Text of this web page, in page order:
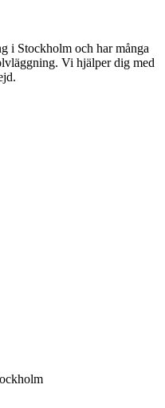
i Stockholm och har många
Vi hjälper dig med